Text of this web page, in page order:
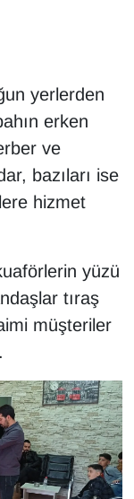
yerlerden
erken
ve
bazıları ise
hizmet
yüzü
tıraş
müşteriler